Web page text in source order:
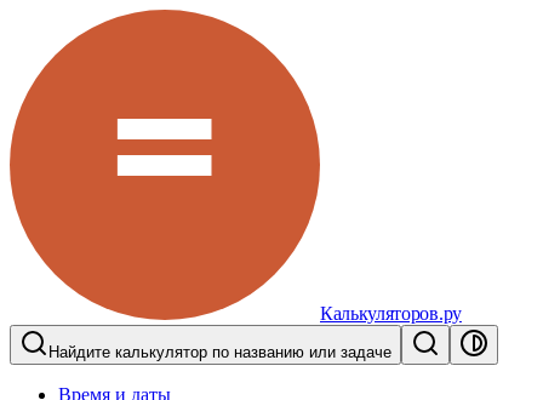
Калькуляторов.ру
Найдите калькулятор по названию или задаче
Время и даты